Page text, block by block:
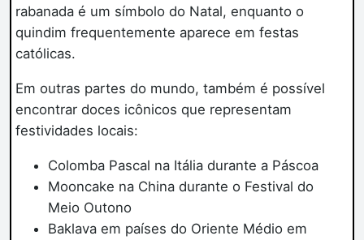
rabanada é um símbolo do Natal, enquanto o
quindim frequentemente aparece em festas
católicas.
Em outras partes do mundo, também é possível
encontrar doces icônicos que representam
festividades locais:
Colomba Pascal na Itália durante a Páscoa
Mooncake na China durante o Festival do
Meio Outono
Baklava em países do Oriente Médio em